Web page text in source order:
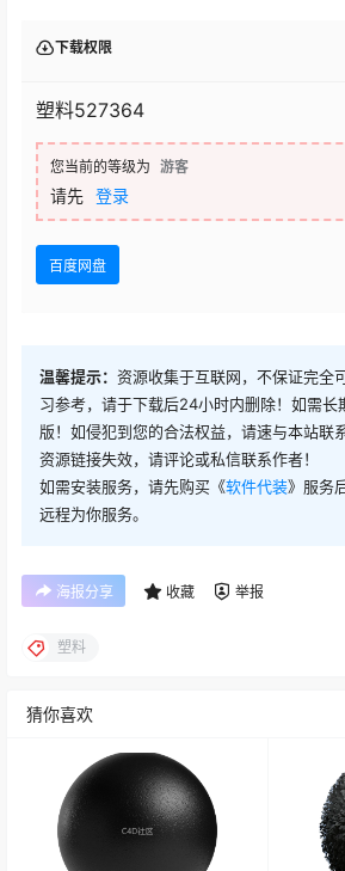
下载权限
塑料527364
您当前的等级为 游客
请先 登录
百度网盘
温馨提示： 资源收集于互联网，不保证完全
习参考，请于下载后24小时内删除！如需长
版！如侵犯到您的合法权益，请速与本站联
资源链接失效，请评论或私信联系作者！
如需安装服务，请先购买《软件代装》服务
远程为你服务。
海报分享 收藏 举报
塑料
猜你喜欢